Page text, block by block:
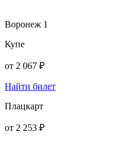
Воронеж 1
Купе
от 2 067 ₽
Найти билет
Плацкарт
от 2 253 ₽